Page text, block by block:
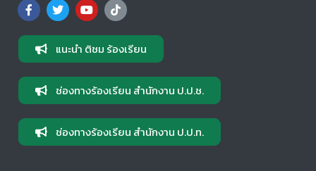
แนะนำ ติชม ร้องเรียน
ช่องทางร้องเรียน สำนักงาน ป.ป.ช.
ช่องทางร้องเรียน สำนักงาน ป.ป.ท.